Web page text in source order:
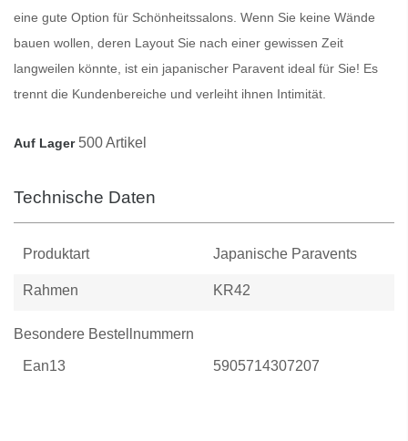
eine gute Option für Schönheitssalons. Wenn Sie keine Wände
bauen wollen, deren Layout Sie nach einer gewissen Zeit
langweilen könnte, ist ein japanischer Paravent ideal für Sie! Es
trennt die Kundenbereiche und verleiht ihnen Intimität.
Auf Lager 500 Artikel
Technische Daten
Produktart Japanische Paravents
Rahmen KR42
Besondere Bestellnummern
Ean13 5905714307207